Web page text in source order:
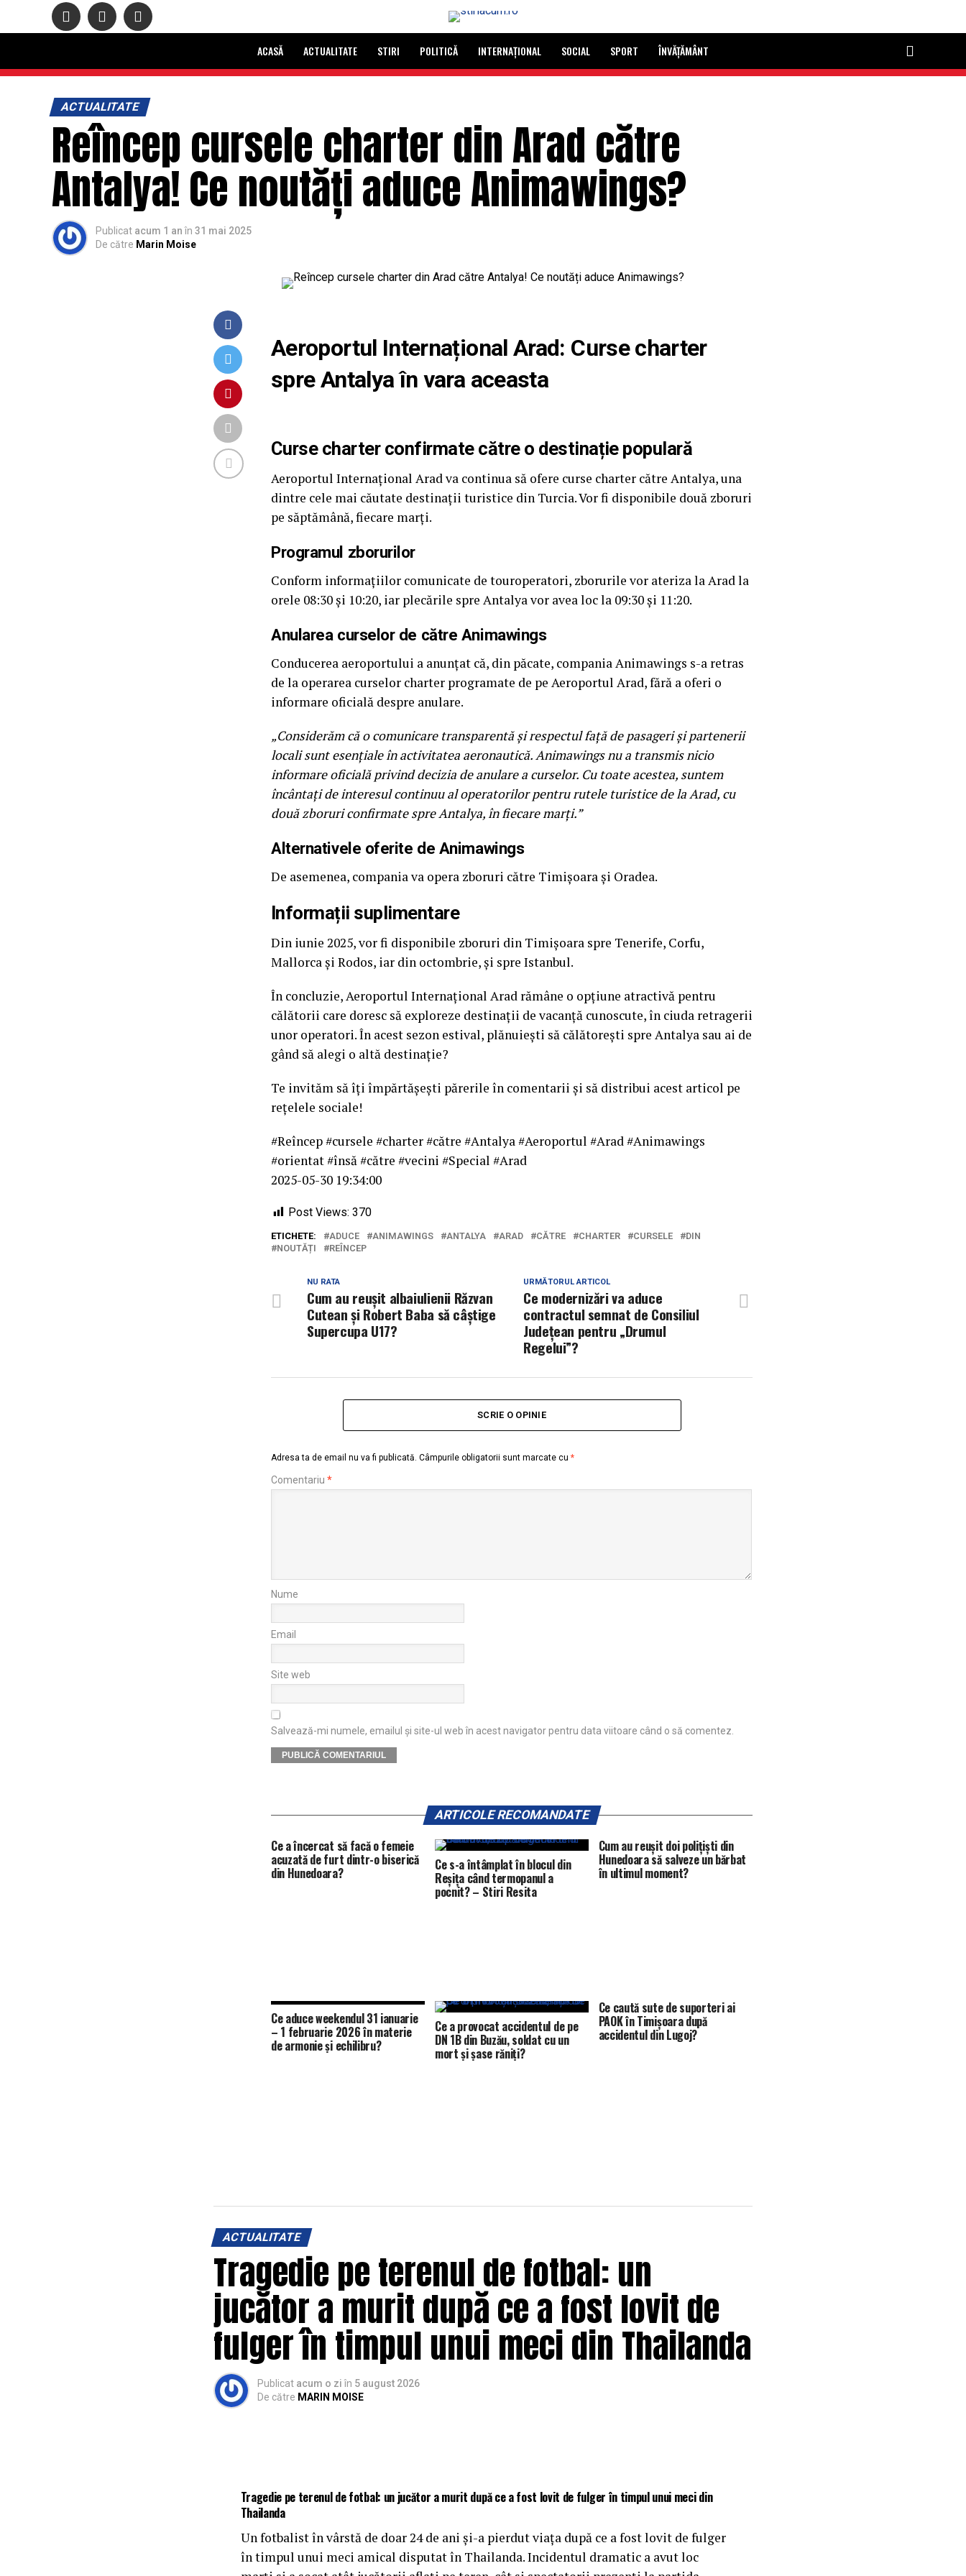
ACASĂ ACTUALITATE STIRI POLITICĂ INTERNAȚIONAL SOCIAL SPORT ÎNVĂȚĂMÂNT
ACTUALITATE
Reîncep cursele charter din Arad către
Antalya! Ce noutăți aduce Animawings?
Publicat acum 1 an în 31 mai 2025
De către Marin Moise
Aeroportul Internațional Arad: Curse charter
spre Antalya în vara aceasta
Curse charter confirmate către o destinație populară
Aeroportul Internațional Arad va continua să ofere curse charter către Antalya, una
dintre cele mai căutate destinații turistice din Turcia. Vor fi disponibile două zboruri
pe săptămână, fiecare marți.
Programul zborurilor
Conform informațiilor comunicate de touroperatori, zborurile vor ateriza la Arad la
orele 08:30 și 10:20, iar plecările spre Antalya vor avea loc la 09:30 și 11:20.
Anularea curselor de către Animawings
Conducerea aeroportului a anunțat că, din păcate, compania Animawings s-a retras
de la operarea curselor charter programate de pe Aeroportul Arad, fără a oferi o
informare oficială despre anulare.
„Considerăm că o comunicare transparentă și respectul față de pasageri și partenerii
locali sunt esențiale în activitatea aeronautică. Animawings nu a transmis nicio
informare oficială privind decizia de anulare a curselor. Cu toate acestea, suntem
încântați de interesul continuu al operatorilor pentru rutele turistice de la Arad, cu
două zboruri confirmate spre Antalya, în fiecare marți.”
Alternativele oferite de Animawings
De asemenea, compania va opera zboruri către Timișoara și Oradea.
Informații suplimentare
Din iunie 2025, vor fi disponibile zboruri din Timișoara spre Tenerife, Corfu,
Mallorca și Rodos, iar din octombrie, și spre Istanbul.
În concluzie, Aeroportul Internațional Arad rămâne o opțiune atractivă pentru
călătorii care doresc să exploreze destinații de vacanță cunoscute, în ciuda retragerii
unor operatori. În acest sezon estival, plănuiești să călătorești spre Antalya sau ai de
gând să alegi o altă destinație?
Te invităm să îți împărtășești părerile în comentarii și să distribui acest articol pe
rețelele sociale!
#Reîncep #cursele #charter #către #Antalya #Aeroportul #Arad #Animawings
#orientat #însă #către #vecini #Special #Arad
2025-05-30 19:34:00
Post Views: 370
ETICHETE: ADUCE ANIMAWINGS ANTALYA ARAD CĂTRE CHARTER CURSELE
DIN
NOUTĂȚI
REÎNCEP
URMĂTORUL ARTICOL
Ce modernizări va aduce
contractul semnat de Consiliul
Județean pentru „Drumul
Regelui”?
NU RATA
Cum au reușit albaiulienii Răzvan
Cutean și Robert Baba să câștige
Supercupa U17?
SCRIE O OPINIE
Adresa ta de email nu va fi publicată. Câmpurile obligatorii sunt marcate cu *
Comentariu *
Nume
Email
Site web
Salvează-mi numele, emailul și site-ul web în acest navigator pentru data viitoare când o să comentez.
ARTICOLE RECOMANDATE
Ce a încercat să facă o femeie
acuzată de furt dintr-o biserică
din Hunedoara? Ce s-a întâmplat în blocul din
Reșița când termopanul a
pocnit? – Stiri Resita
Cum au reușit doi polițiști din
Hunedoara să salveze un bărbat
în ultimul moment?
Ce aduce weekendul 31 ianuarie
– 1 februarie 2026 în materie
de armonie și echilibru?
Ce a provocat accidentul de pe
DN 1B din Buzău, soldat cu un
mort și șase răniți?
Ce caută sute de suporteri ai
PAOK în Timișoara după
accidentul din Lugoj?
ACTUALITATE
Tragedie pe terenul de fotbal: un
jucător a murit după ce a fost lovit de
fulger în timpul unui meci din Thailanda
Publicat acum o zi în 5 august 2026
De către MARIN MOISE
Tragedie pe terenul de fotbal: un jucător a murit după ce a fost lovit de fulger în timpul unui meci din
Thailanda
Un fotbalist în vârstă de doar 24 de ani și-a pierdut viața după ce a fost lovit de fulger
în timpul unui meci amical disputat în Thailanda. Incidentul dramatic a avut loc